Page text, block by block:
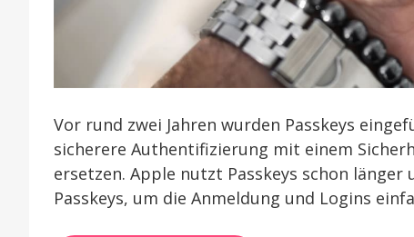
Vor rund zwei Jahren wurden Passkeys
sicherere Authentifizierung mit einem
ersetzen. Apple nutzt Passkeys schon
Passkeys, um die Anmeldung und Logins